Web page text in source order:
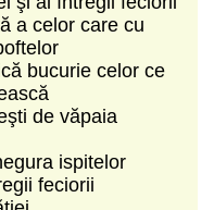
a celor care cu
bucurie celor ce
de văpaia
ispitelor
feciorii